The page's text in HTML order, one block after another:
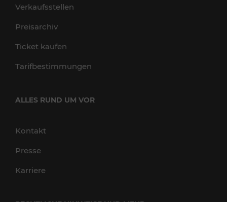
Verkaufsstellen
Preisarchiv
Ticket kaufen
Tarifbestimmungen
ALLES RUND UM VOR
Kontakt
Presse
Karriere